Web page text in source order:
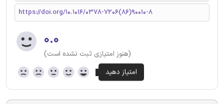
https://doi.org/10.1016/0378-7206(86)90010-8
۰.۰
(هنوز امتیازی ثبت نشده است)